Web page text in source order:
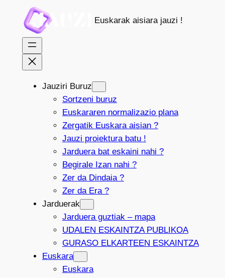
edukira
Euskarak aisiara jauzi !
Jauziri Buruz
Sortzeni buruz
Euskararen normalizazio plana
Zergatik Euskara aisian ?
Jauzi proiektura batu !
Jarduera bat eskaini nahi ?
Begirale Izan nahi ?
Zer da Dindaia ?
Zer da Era ?
Jarduerak
Jarduera guztiak – mapa
UDALEN ESKAINTZA PUBLIKOA
GURASO ELKARTEEN ESKAINTZA
Euskara
Euskara